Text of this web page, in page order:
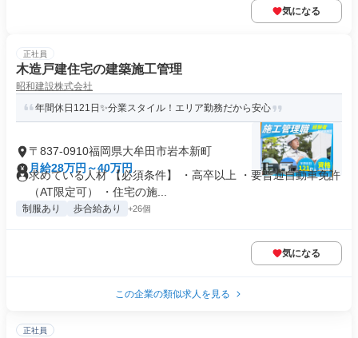
気になる
正社員
木造戸建住宅の建築施工管理
昭和建設株式会社
年間休日121日✨分業スタイル！エリア勤務だから安心
〒837-0910福岡県大牟田市岩本新町
月給28万円～40万円
求めている人材 【必須条件】 ・高卒以上 ・要普通自動車免許
（AT限定可） ・住宅の施...
制服あり 歩合給あり +26個
気になる
この企業の類似求人を見る
正社員